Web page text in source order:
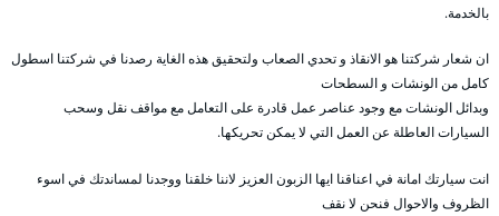
بالخدمة.
ان شعار شركتنا هو الانقاذ و تحدي الصعاب ولتحقيق هذه الغاية رصدنا في شركتنا اسطول
كامل من الونشات و السطحات
وبدائل الونشات مع وجود عناصر عمل قادرة على التعامل مع مواقف نقل وسحب
السيارات العاطلة عن العمل التي لا يمكن تحريكها.
انت سيارتك امانة في اعناقنا ايها الزبون العزيز لاننا خلقنا ووجدنا لمساندتك في اسوء
الظروف والاحوال فنحن لا نقف